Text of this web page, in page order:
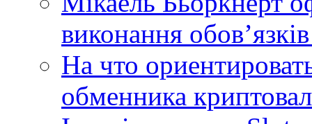
виконання
На что
обменника